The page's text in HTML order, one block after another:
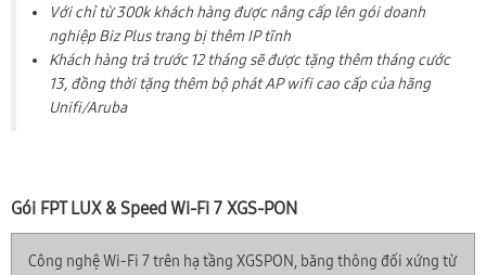
Với chỉ từ 300k khách hàng được nâng cấp lên gói doanh
nghiệp Biz Plus trang bị thêm IP tĩnh
Khách hàng trả trước 12 tháng sẽ được tặng thêm tháng cước
13, đồng thời tặng thêm bộ phát AP wifi cao cấp của hãng
Unifi/Aruba
Gói FPT LUX & Speed Wi-Fi 7 XGS-PON
Công nghệ Wi-Fi 7 trên hạ tầng XGSPON, băng thông đối xứng từ